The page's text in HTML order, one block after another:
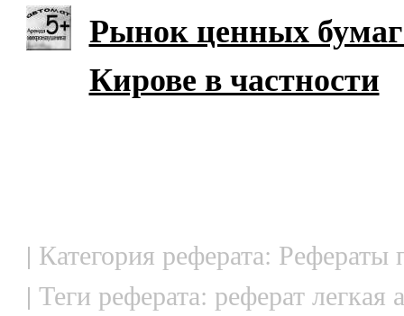
Рынок ценных
Кирове в частности
| Категория реферата:
| Теги реферата: реферат легкая